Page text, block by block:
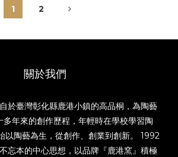
1 2
關於我們
於臺灣彰化縣鹿港小鎮的高品桐，為陶藝
多年來的創作歷程，年輕時在學校學習陶
以陶藝為生，從創作、創業到創新。 1992
忘本的中心思想，以品牌『鹿港窯』積極